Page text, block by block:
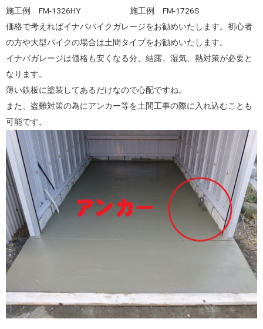
施工例 FM-1326HY 施工例 FM-1726S
価格で考えればイナババイクガレージをお勧めいたします。初心者
の方や大型バイクの場合は土間タイプをお勧めいたします。
イナバガレージは価格も安くなる分、結露、湿気、熱対策が必要と
なります。
薄い鉄板に塗装してあるだけなので心配ですね。
また、盗難対策の為にアンカー等を土間工事の際に入れ込むことも
可能です。